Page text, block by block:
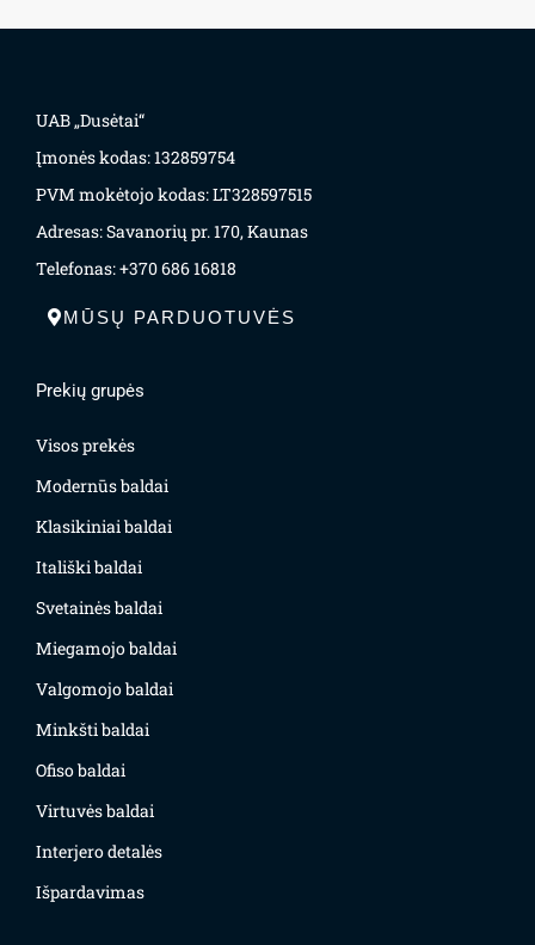
UAB „Dusėtai“
Įmonės kodas: 132859754
PVM mokėtojo kodas: LT328597515
Adresas: Savanorių pr. 170, Kaunas
Telefonas: +370 686 16818
MŪSŲ PARDUOTUVĖS
Prekių grupės
Visos prekės
Modernūs baldai
Klasikiniai baldai
Itališki baldai
Svetainės baldai
Miegamojo baldai
Valgomojo baldai
Minkšti baldai
Ofiso baldai
Virtuvės baldai
Interjero detalės
Išpardavimas